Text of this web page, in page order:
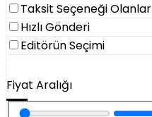
Taksit Seçeneği Olanlar
Hızlı Gönderi
Editörün Seçimi
Fiyat Aralığı